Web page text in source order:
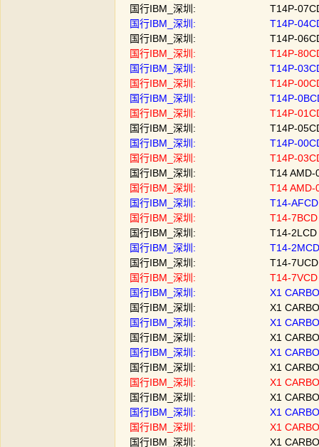
国行IBM_深圳: T14P-07CD |
国行IBM_深圳: T14P-04CD |
国行IBM_深圳: T14P-06CD |
国行IBM_深圳: T14P-80CD |
国行IBM_深圳: T14P-03CD |
国行IBM_深圳: T14P-00CD |
国行IBM_深圳: T14P-0BCD |
国行IBM_深圳: T14P-01CD |
国行IBM_深圳: T14P-05CD |
国行IBM_深圳: T14P-00CD |
国行IBM_深圳: T14P-03CD |
国行IBM_深圳: T14 AMD-
国行IBM_深圳: T14 AMD-
国行IBM_深圳: T14-AFCD |
国行IBM_深圳: T14-7BCD |
国行IBM_深圳: T14-2LCD |
国行IBM_深圳: T14-2MCD |
国行IBM_深圳: T14-7UCD |
国行IBM_深圳: T14-7VCD |
国行IBM_深圳: X1 CARBON-
国行IBM_深圳: X1 CARBON-
国行IBM_深圳: X1 CARBON-
国行IBM_深圳: X1 CARBON-
国行IBM_深圳: X1 CARBON-
国行IBM_深圳: X1 CARBON-
国行IBM_深圳: X1 CARBON-
国行IBM_深圳: X1 CARBON-
国行IBM_深圳: X1 CARBON-
国行IBM_深圳: X1 CARBON-
国行IBM_深圳: X1 CARBON-